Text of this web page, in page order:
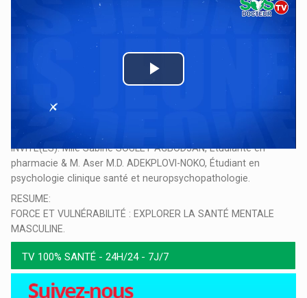
Play
EMISSION: FORCE ET VULNÉRABILITÉ : EXPLORER LA SANTÉ
INVITE(ES): Mlle Sabine SOULEY AGBODJAN, Étudiante en
pharmacie & M. Aser M.D. ADEKPLOVI-NOKO, Étudiant en
psychologie clinique santé et neuropsychopathologie.
RESUME:
FORCE ET VULNÉRABILITÉ : EXPLORER LA SANTÉ MENTALE
MASCULINE.
TV 100% SANTÉ - 24H/24 - 7J/7